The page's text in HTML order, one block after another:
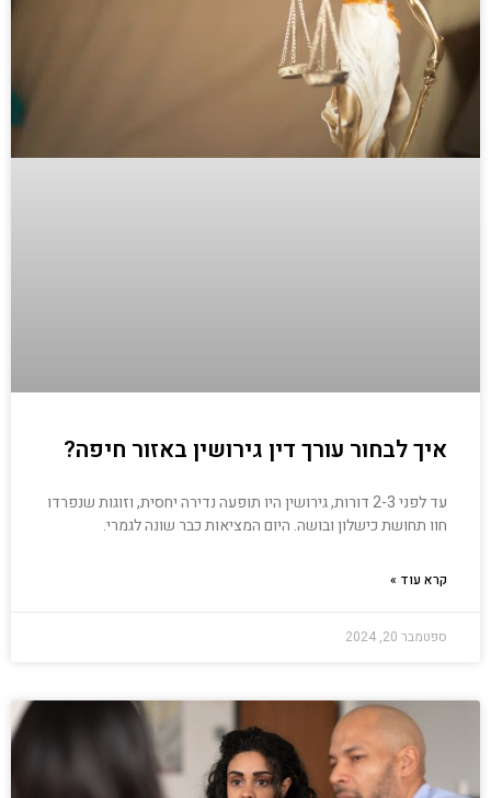
איך לבחור עורך דין גירושין באזור חיפה?
עד לפני 2-3 דורות, גירושין היו תופעה נדירה יחסית, וזוגות שנפרדו
חוו תחושת כישלון ובושה. היום המציאות כבר שונה לגמרי.
קרא עוד »
ספטמבר 20, 2024